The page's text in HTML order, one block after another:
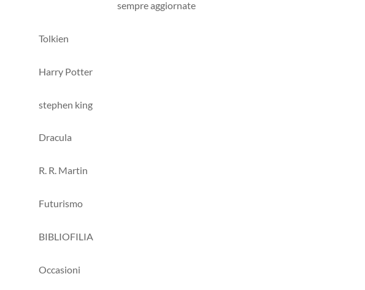
sempre aggiornate
Tolkien
Harry Potter
stephen king
Dracula
R. R. Martin
Futurismo
BIBLIOFILIA
Occasioni